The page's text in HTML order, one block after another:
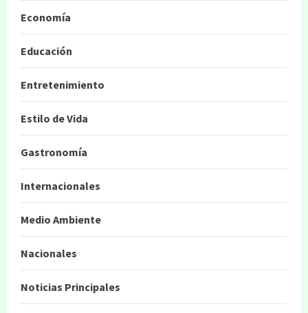
Economía
Educación
Entretenimiento
Estilo de Vida
Gastronomía
Internacionales
Medio Ambiente
Nacionales
Noticias Principales